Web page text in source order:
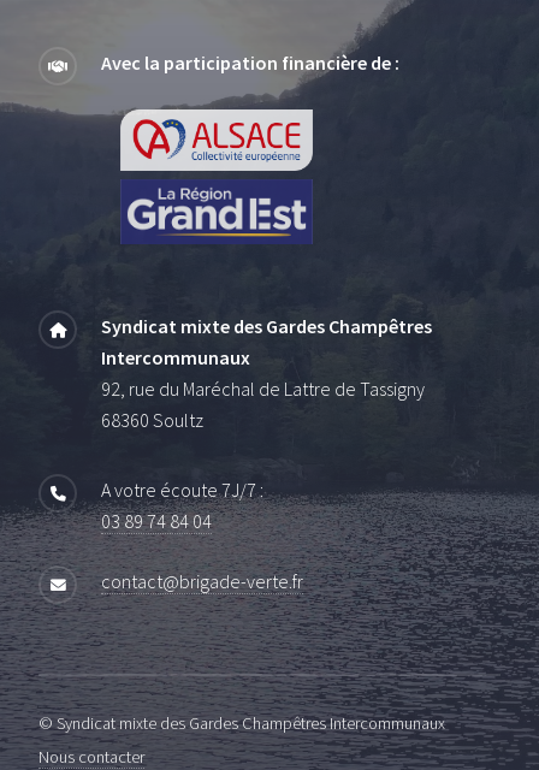
Avec la participation financière de :
Syndicat mixte des Gardes Champêtres
Intercommunaux
92, rue du Maréchal de Lattre de Tassigny
68360 Soultz
A votre écoute 7J/7 :
03 89 74 84 04
contact@brigade-verte.fr
© Syndicat mixte des Gardes Champêtres Intercommunaux
Nous contacter